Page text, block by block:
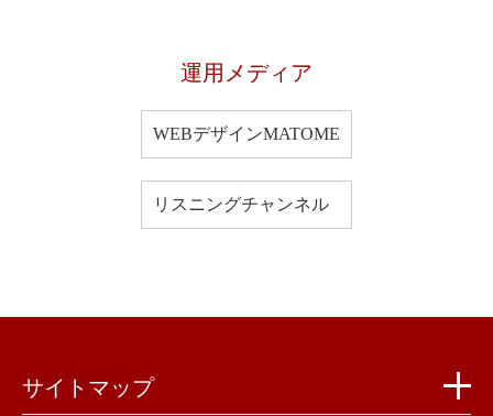
運用メディア
WEBデザインMATOME
リスニングチャンネル
サイトマップ